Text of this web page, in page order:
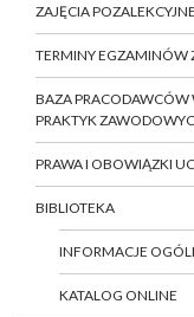
ZAJĘCIA POZALEKCYJNE
TERMINY EGZAMINÓW
BAZA PRACODAWCÓW
PRAKTYK
PRAWA I OBOWIĄZKI
BIBLIOTEKA
INFORMACJE
KATALOG ONLINE